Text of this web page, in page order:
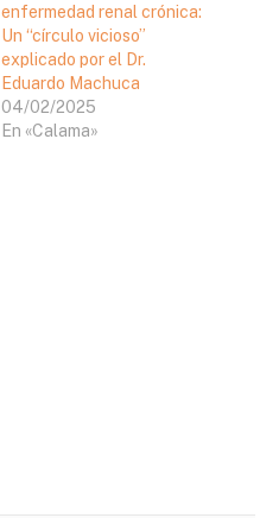
enfermedad renal crónica:
Un “círculo vicioso”
explicado por el Dr.
Eduardo Machuca
04/02/2025
En «Calama»